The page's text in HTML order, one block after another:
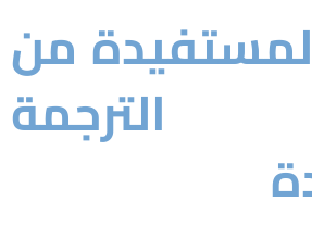
من
الترجمة